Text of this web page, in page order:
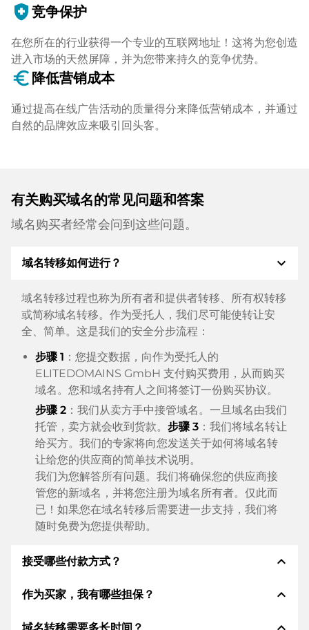
health_and_safety 竞争保护
在您所在的行业获得一个专业的互联网地址！这将为您创造
进入市场的天然屏障，并为您带来持久的竞争优势。
euro_symbol 降低营销成本
通过提高在线广告活动的质量得分来降低营销成本，并通过
自然的品牌效应来吸引回头客。
有关购买域名的常见问题和答案
域名购买者经常会问到这些问题。
域名转移如何进行？ expand_more
域名转移过程也称为所有者和提供者转移、所有权转移
或简称域名转移。作为受托人，我们尽可能使转让安
全、简单。这是我们的安全分步流程：
步骤 1 ：您提交数据，向作为受托人的
ELITEDOMAINS GmbH 支付购买费用，从而购买
域名。您和域名持有人之间将签订一份购买协议。
步骤 2 ：我们从卖方手中接管域名。一旦域名由我们
托管，卖方就会收到货款。 步骤 3 ：我们将域名转让
给买方。我们的专家将向您发送关于如何将域名转
让给您的供应商的简单技术说明。
我们为您解答所有问题。我们将确保您的供应商接
管您的新域名，并将您注册为域名所有者。仅此而
已！如果您在域名转移后需要进一步支持，我们将
随时免费为您提供帮助。
接受哪些付款方式？ expand_less
我们使用 SEPA 作为预付费，并使用 STRIPE 作为支
作为买家，我有哪些担保？ expand_less